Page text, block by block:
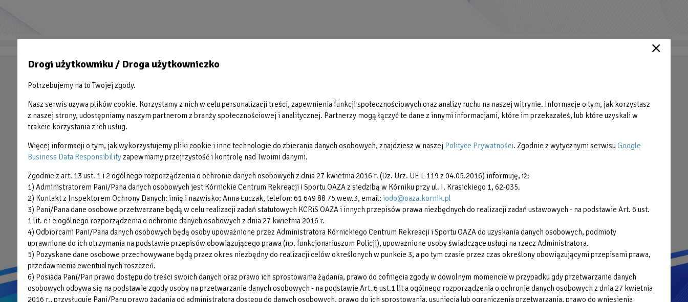
Stopka
ODNOWA BIOLOGICZNA
FITNESS
SIŁOWNIA
Błażejewko
OAZA KIDS
Olimpijczycy
Organizacja imprez
Regulaminy
Rodzina 3+
Grafiki zajęć
Praca
Plany postępowań
Deklaracja dostępności cyfrowej
Drogi użytkowniku / Droga użytkowniczko
Potrzebujemy na to Twojej zgody.
Nasz serwis używa plików cookie. Korzystamy z nich w celu personalizacji treści, zapewnienia funkcji społecznościowych oraz analizy ruchu na naszej witrynie. Informacje o tym, jak korzystasz
z naszej strony, udostępniamy naszym partnerom z branży społecznościowej i analitycznej. Partnerzy mogą łączyć te dane z innymi informacjami, które im przekazałeś, lub które uzyskali w
trakcie korzystania z ich usług.
Więcej informacji o tym, jak wykorzystujemy pliki cookie i inne technologie do zbierania danych osobowych, znajdziesz w naszej Polityce Prywatności. Zgodnie z wytycznymi serwisuGoogle
Business Data Responsibilityzapewniamy przejrzystość i kontrolę nad Twoimi danymi.
Zgodnie z art. 13 ust. 1 i 2 ogólnego rozporządzenia o ochronie danych osobowych z dnia 27 kwietnia 2016 r. (Dz. Urz. UE L 119 z 04.05.2016) informuję, iż:
1) Administratorem Pani/Pana danych osobowych jest Kórnickie Centrum Rekreacji i Sportu OAZA z siedzibą w Kórniku przy ul. I. Krasickiego 1, 62-035.
2) Kontakt z Inspektorem Ochrony Danych: imię i nazwisko: Anna Łuczak, telefon: 61 649 88 75 wew.3, email: iodo@oaza.kornik.pl
3) Pani/Pana dane osobowe przetwarzane będą w celu realizacji zadań statutowych KCRiS OAZA i innych przepisów prawa niezbędnych do realizacji zadań ustawowych - na podstawie Art. 6 ust.
1 lit. c i e ogólnego rozporządzenia o ochronie danych osobowych z dnia 27 kwietnia 2016 r.
4) Odbiorcami Pani/Pana danych osobowych będą osoby upoważnione przez Administratora Kórnickiego Centrum Rekreacji i Sportu OAZA do uzyskania danych osobowych, podmioty
uprawnione do ich otrzymania na podstawie przepisów obowiązującego prawa (np. funkcjonariuszom Policji), upoważnione osoby świadczące usługi na rzecz Administratora.
5) Pozyskane dane osobowe przechowywane będą przez okres niezbędny do realizacji celów określonych w punkcie 3, a po tym czasie przez czas określony obowiązującymi przepisami prawa,
przedawnienia ewentualnych roszczeń.
6) Posiada Pani/Pan prawo dostępu do treści swoich danych oraz prawo ich sprostowania żądania, prawo do cofnięcia zgody w dowolnym momencie w przypadku gdy przetwarzanie danych
osobowych odbywa się na podstawie zgody osoby na przetwarzanie danych osobowych - na podstawie Art. 6 ust.1 lit a ogólnego rozporządzenia o ochronie danych osobowych z dnia 27 kwietnia
2016 r., przysługuje Pani/Panu prawo żądania od administratora dostępu do danych osobowych, prawo do ich sprostowania, usunięcia lub ograniczenia przetwarzania, prawo do wniesienia